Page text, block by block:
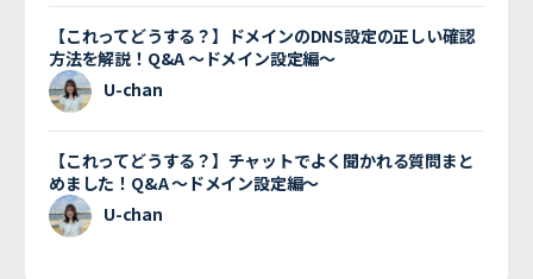
【これってどうする？】ドメインのDNS設定の正しい確認
方法を解説！Q&A 〜ドメイン設定編〜
U-chan
【これってどうする？】チャットでよく聞かれる質問まと
めました！Q&A 〜ドメイン設定編〜
U-chan